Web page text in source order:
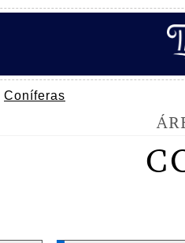
Coníferas